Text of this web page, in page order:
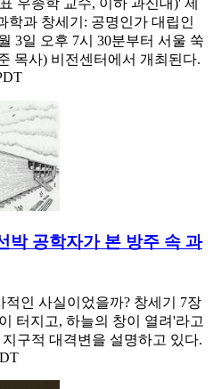
학과 창세기: 공명인가 대립인
3일 오후 7시 30분부터 서울 쑥
목사) 비전센터에서 개최된다.
박 공학자가 본 방주 속 과
적인 사실이었을까? 창세기 7장
터지고, 하늘의 창이 열려'라고
구적 대격변을 설명하고 있다.